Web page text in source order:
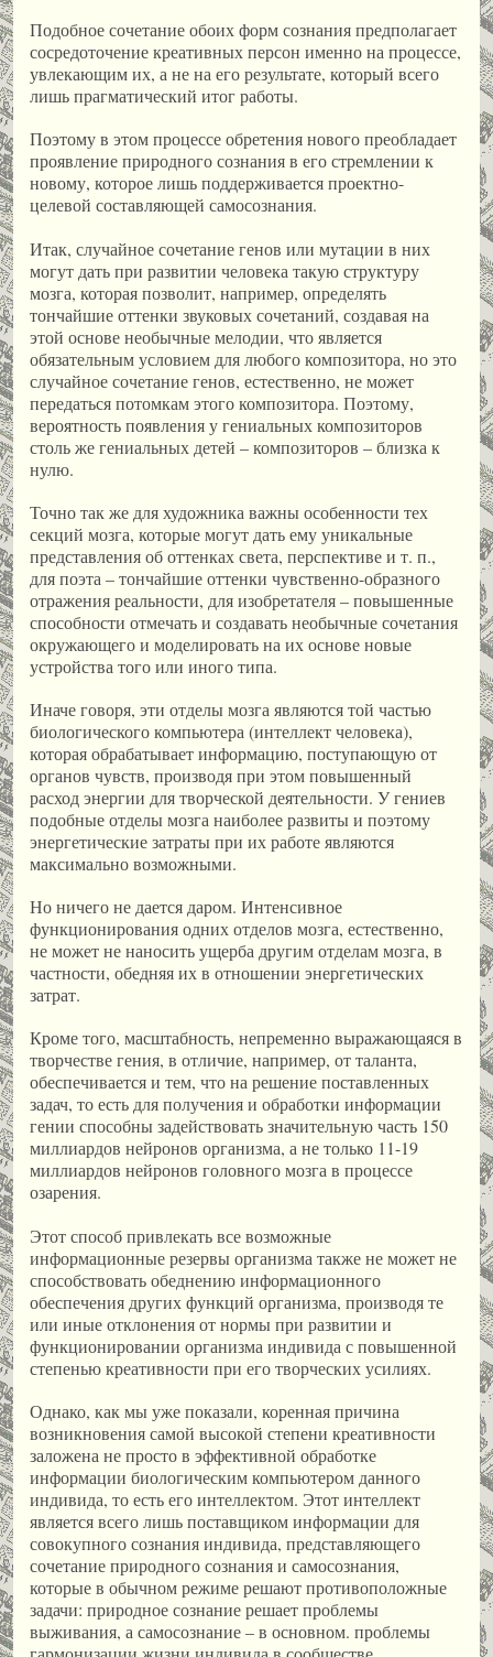
Подобное сочетание обоих форм сознания предполагает
сосредоточение креативных персон именно на процессе,
увлекающим их, а не на его результате, который всего
лишь прагматический итог работы.
Поэтому в этом процессе обретения нового преобладает
проявление природного сознания в его стремлении к
новому, которое лишь поддерживается проектно-
целевой составляющей самосознания.
Итак, случайное сочетание генов или мутации в них
могут дать при развитии человека такую структуру
мозга, которая позволит, например, определять
тончайшие оттенки звуковых сочетаний, создавая на
этой основе необычные мелодии, что является
обязательным условием для любого композитора, но это
случайное сочетание генов, естественно, не может
передаться потомкам этого композитора. Поэтому,
вероятность появления у гениальных композиторов
столь же гениальных детей – композиторов – близка к
нулю.
Точно так же для художника важны особенности тех
секций мозга, которые могут дать ему уникальные
представления об оттенках света, перспективе и т. п.,
для поэта – тончайшие оттенки чувственно-образного
отражения реальности, для изобретателя – повышенные
способности отмечать и создавать необычные сочетания
окружающего и моделировать на их основе новые
устройства того или иного типа.
Иначе говоря, эти отделы мозга являются той частью
биологического компьютера (интеллект человека),
которая обрабатывает информацию, поступающую от
органов чувств, производя при этом повышенный
расход энергии для творческой деятельности. У гениев
подобные отделы мозга наиболее развиты и поэтому
энергетические затраты при их работе являются
максимально возможными.
Но ничего не дается даром. Интенсивное
функционирования одних отделов мозга, естественно,
не может не наносить ущерба другим отделам мозга, в
частности, обедняя их в отношении энергетических
затрат.
Кроме того, масштабность, непременно выражающаяся в
творчестве гения, в отличие, например, от таланта,
обеспечивается и тем, что на решение поставленных
задач, то есть для получения и обработки информации
гении способны задействовать значительную часть 150
миллиардов нейронов организма, а не только 11-19
миллиардов нейронов головного мозга в процессе
озарения.
Этот способ привлекать все возможные
информационные резервы организма также не может не
способствовать обеднению информационного
обеспечения других функций организма, производя те
или иные отклонения от нормы при развитии и
функционировании организма индивида с повышенной
степенью креативности при его творческих усилиях.
Однако, как мы уже показали, коренная причина
возникновения самой высокой степени креативности
заложена не просто в эффективной обработке
информации биологическим компьютером данного
индивида, то есть его интеллектом. Этот интеллект
является всего лишь поставщиком информации для
совокупного сознания индивида, представляющего
сочетание природного сознания и самосознания,
которые в обычном режиме решают противоположные
задачи: природное сознание решает проблемы
выживания, а самосознание – в основном. проблемы